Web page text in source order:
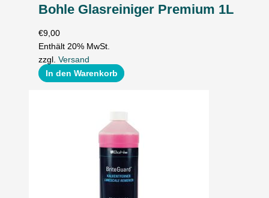
Bohle Glasreiniger Premium 1L
€9,00
Enthält 20% MwSt.
zzgl.Versand
In den Warenkorb